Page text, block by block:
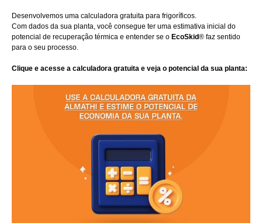
Desenvolvemos uma calculadora gratuita para frigoríficos.
Com dados da sua planta, você consegue ter uma estimativa inicial do
potencial de recuperação térmica e entender se o EcoSkid®️ faz sentido
para o seu processo.
Clique e acesse a calculadora gratuita e veja o potencial da sua planta: